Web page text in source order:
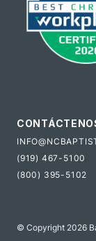
(919) 467-5100
(800) 395-5102
© Copyright 2026